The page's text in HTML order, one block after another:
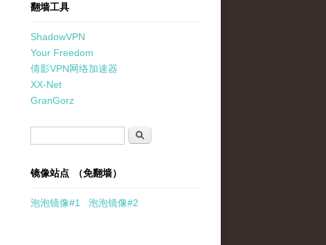
翻墙工具
ShadowVPN
Your Freedom
倩影VPN网络加速器
XX-Net
GranGorz
搜索
镜像站点 （免翻墙）
泡泡镜像#1 泡泡镜像#2